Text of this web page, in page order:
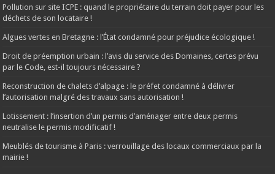
Pollution sur site ICPE : quand le propriétaire du terrain doit payer pour les
déchets de son locataire !
Algues vertes en Bretagne : l’État condamné pour préjudice écologique !
Droit de préemption urbain : l’avis du service des Domaines, certes prévu
par le Code, est-il toujours nécessaire ?
Reconstruction de chalets d’alpage : le préfet condamné à délivrer
l’autorisation malgré des travaux sans autorisation !
Lotissement : l’insertion d’un permis d’aménager entre deux permis
neutralise le permis modificatif !
Meublés de tourisme à Paris : verrouillage des locaux commerciaux par la
mairie !